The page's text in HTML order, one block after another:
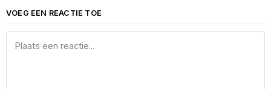
VOEG EEN REACTIE TOE